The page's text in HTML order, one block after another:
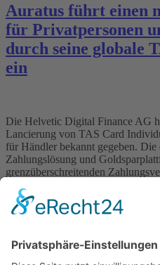
Auratus führt einen
für Privatpersonen
durch seine globale
ein
Die Helvetic Digital Finance AG
Lancierung von TAS Card
für Händler bekannt gegeben. Die
Zahlungslösung und
grenzüberschreitenden
ermöglicht, geschäftliche sowie
Goldbarren anzufordern und zu